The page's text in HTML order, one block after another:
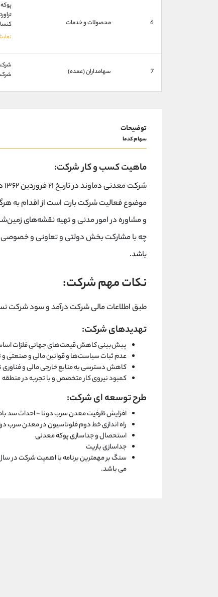
6 محصولات و خدمات
7 سهامداران (عمده)
توضیحات
سهام کدما
ماهیت کسب و کار شرکت:
موضوع فعالیت شرکت بارت است از اقدام به
و مشاوره در امور مدنی و تهیه نقشه‌های
چه با مشارکت بخش دولتی و تعاونی و خصوصی و
باشد.
نکات مهم شرکت:
طبق اطلاعات مالی شرکت درآمد و سود شرکت
تهدیدهای شرکت:
پیش‌بینی کاهش قیمت‌های جهانی فلزات
عدم ثبات سیاست‌ها و قوانین مالی و صنعتی
کاهش دسترسی به منابع خارجی مالی و فناوری
کمبود نیروی کار متخصص و با تجربه در منطقه
طرح توسعه ای شرکت:
افزایش ظرفیت معدن سرب دونا - احداث سد
راه اندازی خط دوم فلوتاسیون در معدن سرب
استحصال و جداسازی پوکه معدنی
جداسازی باریت
می باشد.